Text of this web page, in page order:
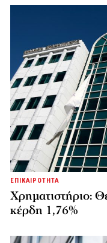
ΕΠΙΚΑΙΡΟΤΗΤΑ
Χρηματιστήριο:
κέρδη 1,76%